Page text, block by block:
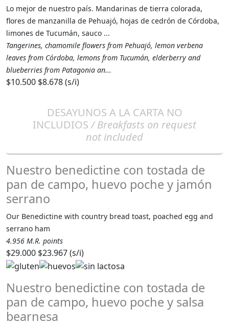
Lo mejor de nuestro país. Mandarinas de tierra colorada,
flores de manzanilla de Pehuajó, hojas de cedrón de Córdoba,
limones de Tucumán, sauco ...
Tangerines, chamomile flowers from Pehuajó, lemon verbena
leaves from Córdoba, lemons from Tucumán, elderberry and
blueberries from Patagonia an...
$10.500 $8.678 (s/i)
DESAYUNOS A LA CARTA NO
INCLUDIOS/ Breakfasts on request
not included
Nuestro benedictine con tostada de
pan de campo, huevo poche y jamón
serrano
Our Benedictine with country bread toast, poached egg and
serrano ham
4.956 M.R. points
$29.000 $23.967 (s/i)
Nuestro benedictine con tostada de
pan de campo, huevo poche y salsa
bearnesa